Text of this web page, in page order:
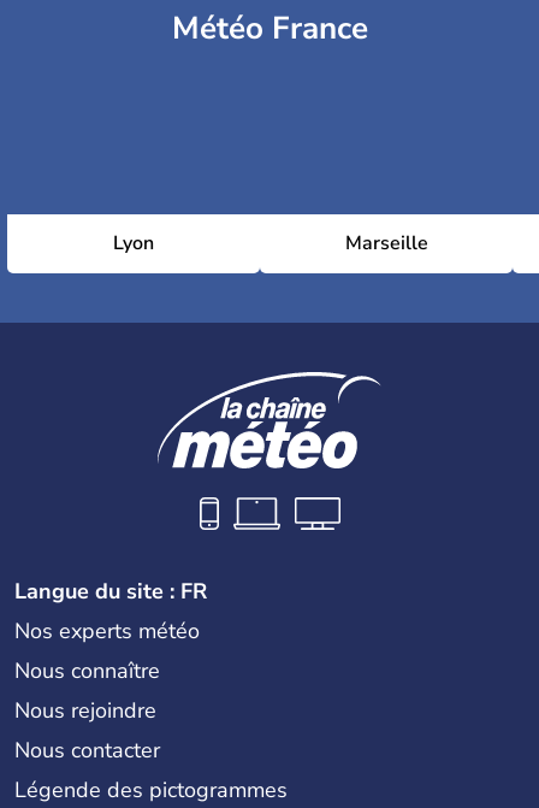
Météo France
Lyon Marseille
Langue du site : FR
Nos experts météo
Nous connaître
Nous rejoindre
Nous contacter
Légende des pictogrammes